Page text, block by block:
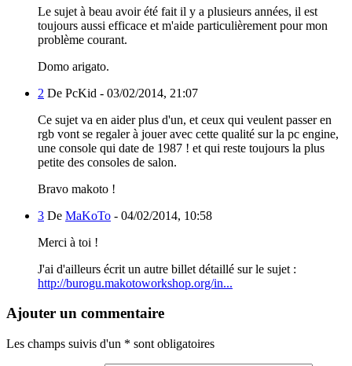
Le sujet à beau avoir été fait il y a plusieurs années, il est
toujours aussi efficace et m'aide particulièrement pour mon
problème courant.
Domo arigato.
2 De PcKid - 03/02/2014, 21:07
Ce sujet va en aider plus d'un, et ceux qui veulent passer en
rgb vont se regaler à jouer avec cette qualité sur la pc engine,
une console qui date de 1987 ! et qui reste toujours la plus
petite des consoles de salon.
Bravo makoto !
3 De MaKoTo - 04/02/2014, 10:58
Merci à toi !
J'ai d'ailleurs écrit un autre billet détaillé sur le sujet :
http://burogu.makotoworkshop.org/in...
Ajouter un commentaire
Les champs suivis d'un * sont obligatoires